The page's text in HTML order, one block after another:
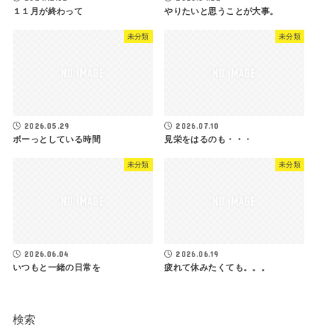
１１月が終わって やりたいと思うことが大事。
未分類
2026.05.29
ボーっとしている時間
未分類
2026.07.10
見栄をはるのも・・・
未分類
2026.06.04
いつもと一緒の日常を
未分類
2026.06.19
疲れて休みたくても。。。
検索